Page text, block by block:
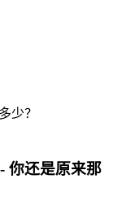
你还是原来那